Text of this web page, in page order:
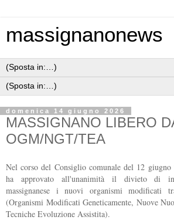
massignanonews
domenica 14 giugno 2026
MASSIGNANO LIBERO
OGM/NGT/TEA
Nel corso del Consiglio comunale del 12
ha approvato all'unanimità il divieto di
massignanese i nuovi organismi modificati
(Organismi Modificati Geneticamente, Nuove
Tecniche Evoluzione Assistita).